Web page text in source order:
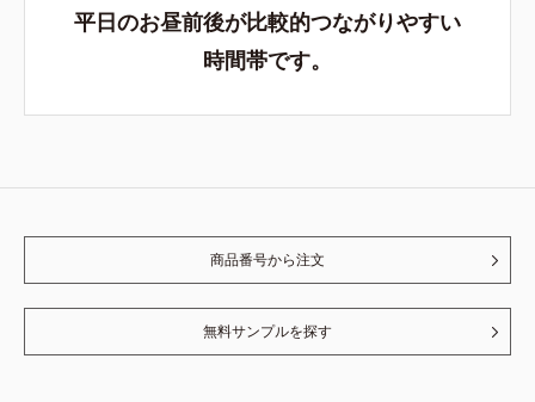
平日のお昼前後が比較的つながりやすい
時間帯です。
商品番号から注文
無料サンプルを探す